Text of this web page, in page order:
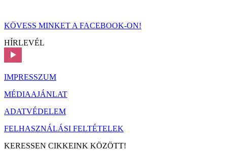
KÖVESS MINKET A FACEBOOK-ON!
HÍRLEVÉL
IMPRESSZUM
MÉDIAAJÁNLAT
ADATVÉDELEM
FELHASZNÁLÁSI FELTÉTELEK
KERESSEN CIKKEINK KÖZÖTT!